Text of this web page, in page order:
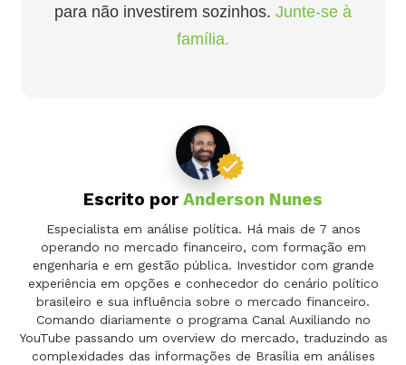
para não investirem sozinhos. Junte-se à
família.
Escrito por Anderson Nunes
Especialista em análise política. Há mais de 7 anos
operando no mercado financeiro, com formação em
engenharia e em gestão pública. Investidor com grande
experiência em opções e conhecedor do cenário político
brasileiro e sua influência sobre o mercado financeiro.
Comando diariamente o programa Canal Auxiliando no
YouTube passando um overview do mercado, traduzindo as
complexidades das informações de Brasília em análises